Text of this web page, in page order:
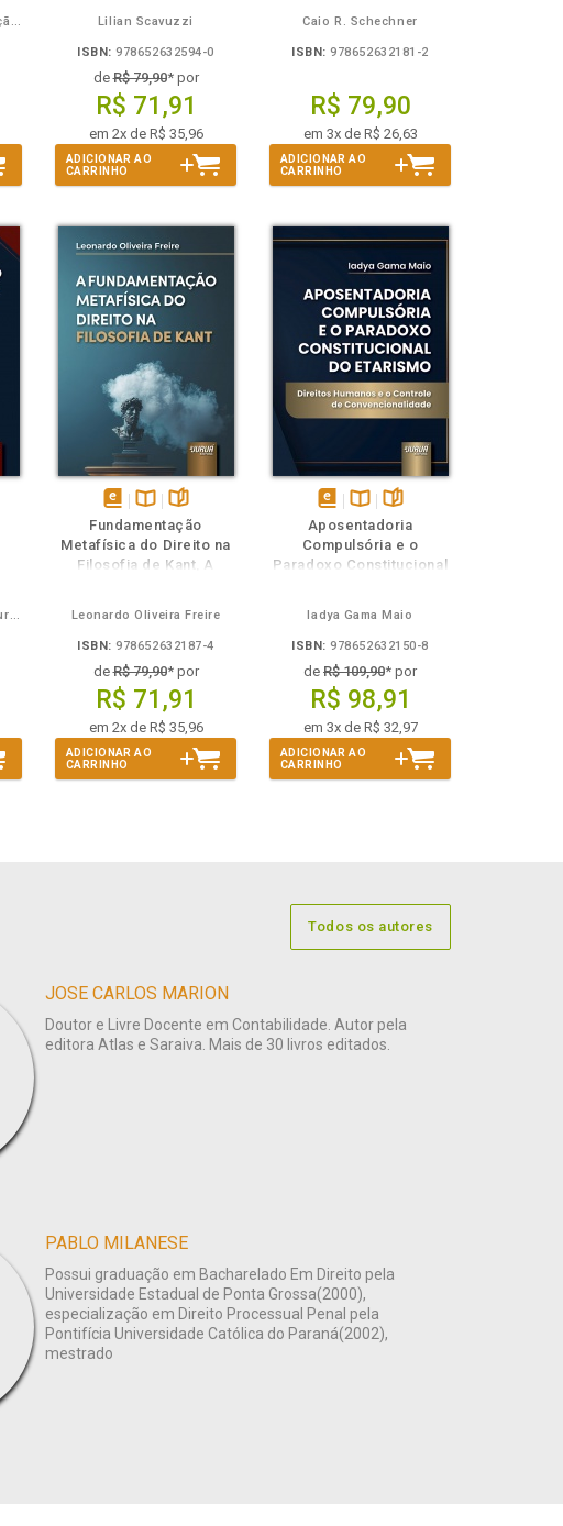
Julia Ward Howe - Tradução: Osvaldo Ferreira de Carvalho Lilian Scavuzzi
ISBN: 978652632594-0
deR$ 79,90* por
R$ 71,91
em 2x de R$ 35,96
ADICIONAR AO
CARRINHO
Caio R. Schechner
ISBN: 978652632181-2
R$ 79,90
em 3x de R$ 26,63
ADICIONAR AO
CARRINHO
Organizadores: Eliza Moura Navarro de Novaes, Rafael de Oliveira Lage, Daniel Ribeiro Pettersen
disponível
em
eBook
Disponível
na
B.V.
páginas
Fundamentação
Metafísica do Direito na
Filosofia de Kant, A
Leonardo Oliveira Freire
ISBN: 978652632187-4
deR$ 79,90* por
R$ 71,91
em 2x de R$ 35,96
ADICIONAR AO
CARRINHO
disponível
em
eBook
Disponível
na
B.V.
páginas
Aposentadoria
Compulsória e o
Paradoxo Constitucional
Iadya Gama Maio
ISBN: 978652632150-8
de R$ 109,90* por
R$ 98,91
em 3x de R$ 32,97
ADICIONAR AO
CARRINHO
Todos os autores
JOSE CARLOS MARION
Doutor e Livre Docente em Contabilidade. Autor pela
editora Atlas e Saraiva. Mais de 30 livros editados.
PABLO MILANESE
Possui graduação em Bacharelado Em Direito pela
Universidade Estadual de Ponta Grossa(2000),
especialização em Direito Processual Penal pela
Pontifícia Universidade Católica do Paraná(2002),
mestrado